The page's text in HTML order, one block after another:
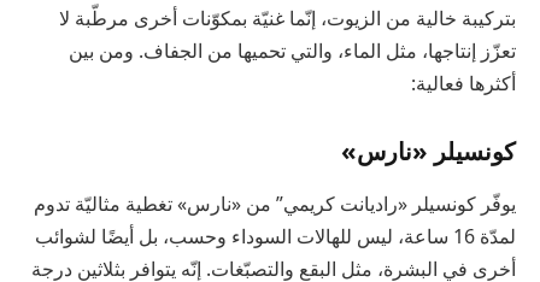
بتركيبة خالية من الزيوت، إنّما غنيّة بمكوّنات أخرى مرطّبة لا
تعزّز إنتاجها، مثل الماء، والتي تحميها من الجفاف. ومن بين
أكثرها فعالية:
كونسيلر «نارس»
يوفّر كونسيلر «راديانت كريمي” من «نارس» تغطية مثاليّة تدوم
لمدّة 16 ساعة، ليس للهالات السوداء وحسب، بل أيضًا لشوائب
أخرى في البشرة، مثل البقع والتصبّغات. إنّه يتوافر بثلاثين درجة